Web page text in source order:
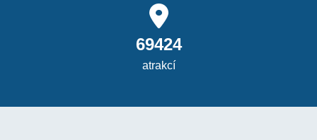
69424
atrakcí